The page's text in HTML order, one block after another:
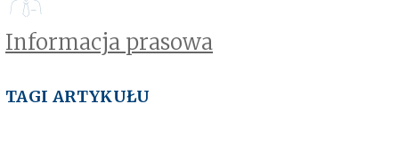
Informacja prasowa
TAGI ARTYKUŁU